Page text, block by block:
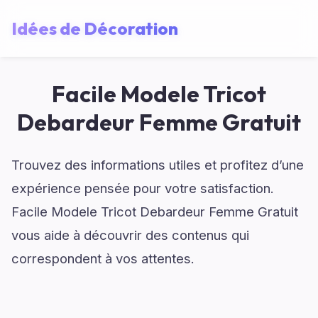
Idées de Décoration
Facile Modele Tricot
Debardeur Femme Gratuit
Trouvez des informations utiles et profitez d’une
expérience pensée pour votre satisfaction.
Facile Modele Tricot Debardeur Femme Gratuit
vous aide à découvrir des contenus qui
correspondent à vos attentes.